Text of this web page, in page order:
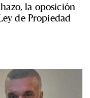
la oposición
de Propiedad